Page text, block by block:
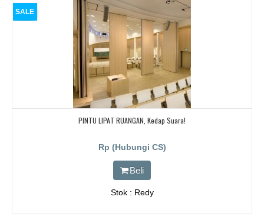
SALE
PINTU LIPAT RUANGAN, Kedap Suara!
Rp (Hubungi CS)
Beli
Stok : Redy